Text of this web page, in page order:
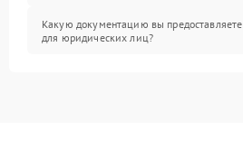
Какую документацию вы предоставляете
для юридических лиц?